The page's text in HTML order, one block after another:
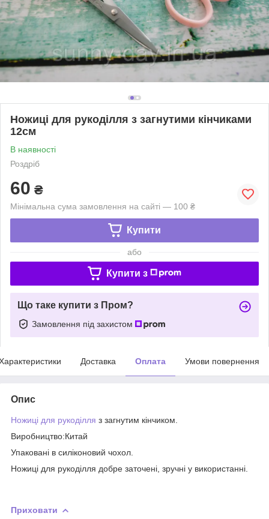
Ножиці для рукоділля з загнутими кінчиками
12см
В наявності
Роздріб
60 ₴
Мінімальна сума замовлення на сайті — 100 ₴
Купити
або
Купити з
Що таке купити з Пром?
Замовлення під захистом
Доставка Оплата Умови повернення
Опис
Ножиці для рукоділля з загнутим кінчиком.
Виробництво:Китай
Упаковані в силіконовий чохол.
Ножиці для рукоділля добре заточені, зручні у використанні.
Приховати